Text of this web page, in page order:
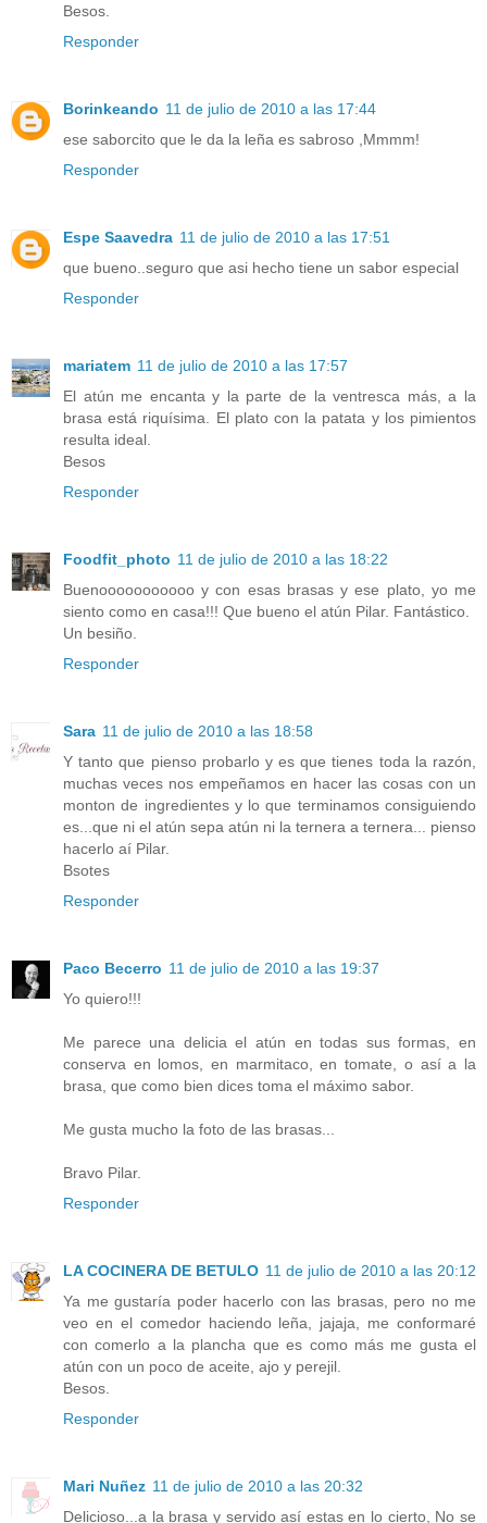
Besos.
Responder
Borinkeando 11 de julio de 2010 a las 17:44
ese saborcito que le da la leña es sabroso ,Mmmm!
Responder
Espe Saavedra 11 de julio de 2010 a las 17:51
que bueno..seguro que asi hecho tiene un sabor especial
Responder
mariatem 11 de julio de 2010 a las 17:57
El atún me encanta y la parte de la ventresca más, a la
brasa está riquísima. El plato con la patata y los pimientos
resulta ideal.
Besos
Responder
Foodfit_photo 11 de julio de 2010 a las 18:22
Buenooooooooooo y con esas brasas y ese plato, yo me
siento como en casa!!! Que bueno el atún Pilar. Fantástico.
Un besiño.
Responder
Sara 11 de julio de 2010 a las 18:58
Y tanto que pienso probarlo y es que tienes toda la razón,
muchas veces nos empeñamos en hacer las cosas con un
monton de ingredientes y lo que terminamos consiguiendo
es...que ni el atún sepa atún ni la ternera a ternera... pienso
hacerlo aí Pilar.
Bsotes
Responder
Paco Becerro 11 de julio de 2010 a las 19:37
Yo quiero!!!
Me parece una delicia el atún en todas sus formas, en
conserva en lomos, en marmitaco, en tomate, o así a la
brasa, que como bien dices toma el máximo sabor.
Me gusta mucho la foto de las brasas...
Bravo Pilar.
Responder
LA COCINERA DE BETULO 11 de julio de 2010 a las 20:12
Ya me gustaría poder hacerlo con las brasas, pero no me
veo en el comedor haciendo leña, jajaja, me conformaré
con comerlo a la plancha que es como más me gusta el
atún con un poco de aceite, ajo y perejil.
Besos.
Responder
Mari Nuñez 11 de julio de 2010 a las 20:32
Delicioso...a la brasa y servido así estas en lo cierto, No se